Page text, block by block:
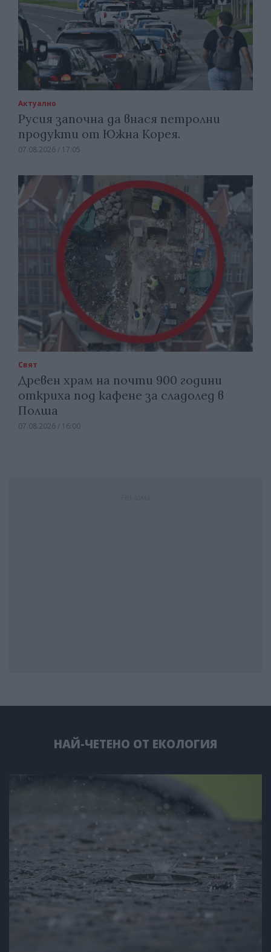
Актуално
Русия започна да внася петролни
продукти от Южна Корея.
07.08.2026 / 17:05
Свят
Древен храм на почти 900 години
откриха под кафене за сладолед в
Полша
07.08.2026 / 16:00
НАЙ-ЧЕТЕНО ОТ ЕКОЛОГИЯ